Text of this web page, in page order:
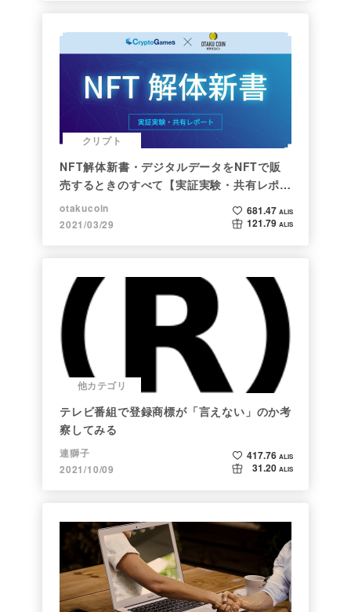
クリプト
NFT解体新書・デジタルデータをNFTで販
売するときのすべて【実証実験・共有レポー
ト】
otakucoin
2021/03/29
681.47 ALIS
121.79 ALIS
他カテゴリ
テレビ番組で登録商標が「言えない」のか考
察してみる
連獅子
2021/10/09
417.76 ALIS
31.20 ALIS